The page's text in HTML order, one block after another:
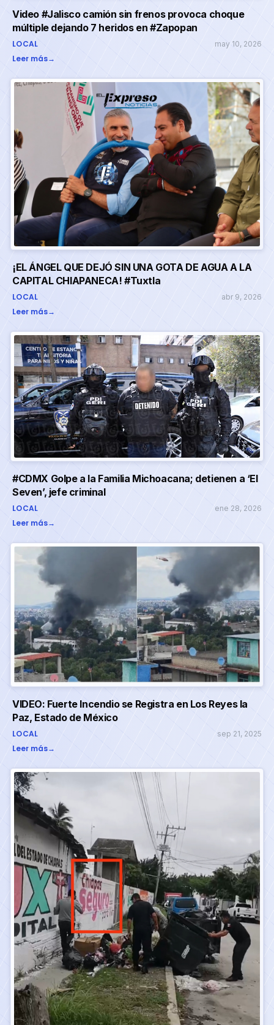
Video #Jalisco camión sin frenos provoca choque
múltiple dejando 7 heridos en #Zapopan
LOCAL may 10, 2026
Leer más→
¡EL ÁNGEL QUE DEJÓ SIN UNA GOTA DE AGUA A LA
CAPITAL CHIAPANECA! #Tuxtla
LOCAL abr 9, 2026
Leer más→
#CDMX Golpe a la Familia Michoacana; detienen a ‘El
Seven’, jefe criminal
LOCAL ene 28, 2026
Leer más→
VIDEO: Fuerte Incendio se Registra en Los Reyes la
Paz, Estado de México
LOCAL sep 21, 2025
Leer más→